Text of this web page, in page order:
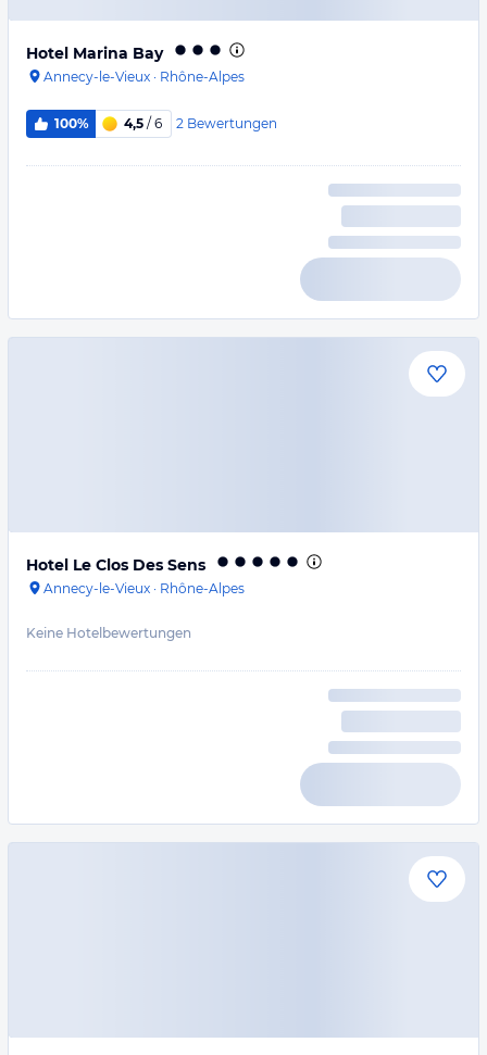
Hotel Marina Bay
Annecy-le-Vieux · Rhône-Alpes
100% 4,5 / 6 2 Bewertungen
Hotel Le Clos Des Sens
Annecy-le-Vieux · Rhône-Alpes
Keine Hotelbewertungen